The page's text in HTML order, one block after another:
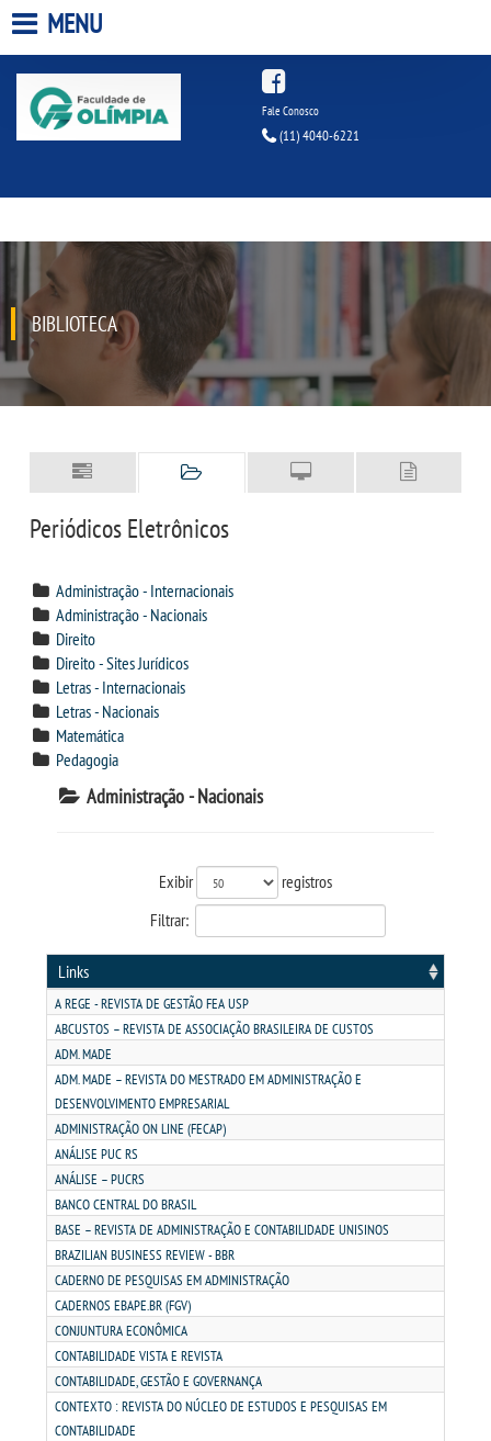
HOME
INFRAESTRUTURA
BACHARELADOS
LICENCIATURAS
VESTIBULAR
SEGUNDA GRADUAÇÃO
MATRÍCULA
EDITAL
PUBLICAÇÕES
DESTAQUES
UNIESP NEWS
REPOSITÓRIO
DISCENTE
MANUAIS
MENU
Fale Conosco
(11) 4040-6221
BIBLIOTECA
Periódicos Eletrônicos
Administração - Internacionais
Administração - Nacionais
Direito
Direito - Sites Jurídicos
Letras - Internacionais
Letras - Nacionais
Matemática
Pedagogia
Administração - Nacionais
Exibir
registros
Filtrar:
Links
A REGE - REVISTA DE GESTÃO FEA USP
ABCUSTOS – REVISTA DE ASSOCIAÇÃO BRASILEIRA DE CUSTOS
ADM. MADE
ADM. MADE – REVISTA DO MESTRADO EM ADMINISTRAÇÃO E
DESENVOLVIMENTO EMPRESARIAL
ADMINISTRAÇÃO ON LINE (FECAP)
ANÁLISE PUC RS
ANÁLISE – PUCRS
BANCO CENTRAL DO BRASIL
BASE – REVISTA DE ADMINISTRAÇÃO E CONTABILIDADE UNISINOS
BRAZILIAN BUSINESS REVIEW - BBR
CADERNO DE PESQUISAS EM ADMINISTRAÇÃO
CADERNOS EBAPE.BR (FGV)
CONJUNTURA ECONÔMICA
CONTABILIDADE VISTA E REVISTA
CONTABILIDADE, GESTÃO E GOVERNANÇA
CONTEXTO : REVISTA DO NÚCLEO DE ESTUDOS E PESQUISAS EM
CONTABILIDADE